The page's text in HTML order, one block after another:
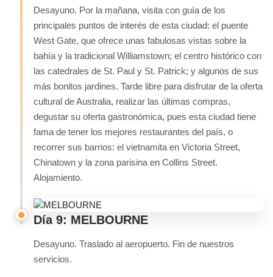
Desayuno. Por la mañana, visita con guía de los
principales puntos de interés de esta ciudad: el puente
West Gate, que ofrece unas fabulosas vistas sobre la
bahía y la tradicional Williamstown; el centro histórico con
las catedrales de St. Paul y St. Patrick; y algunos de sus
más bonitos jardines. Tarde libre para disfrutar de la oferta
cultural de Australia, realizar las últimas compras,
degustar su oferta gastronómica, pues esta ciudad tiene
fama de tener los mejores restaurantes del país, o
recorrer sus barrios: el vietnamita en Victoria Street,
Chinatown y la zona parisina en Collins Street.
Alojamiento.
Día 9: MELBOURNE
Desayuno. Traslado al aeropuerto. Fin de nuestros
servicios.